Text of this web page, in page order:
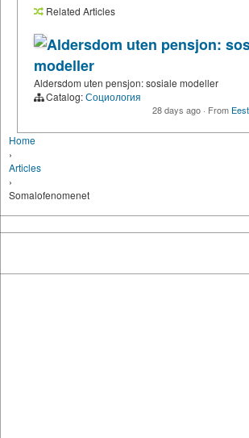
Related Articles
Aldersdom uten pensjon:
modeller
Aldersdom uten pensjon: sosiale modeller
Catalog:Социология
28 days ago · From
Home
›
Articles
›
Somalofenomenet